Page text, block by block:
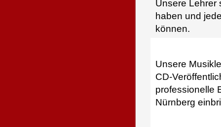
Unsere Lehrer
haben und
können.
Unsere
CD-
professionelle
Nürnberg